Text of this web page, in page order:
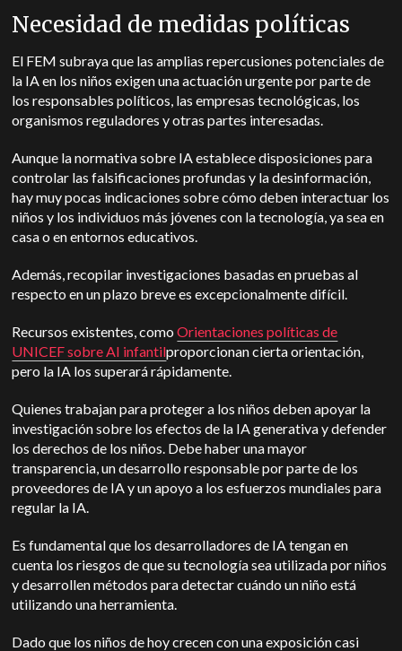
Necesidad de medidas políticas
El FEM subraya que las amplias repercusiones potenciales de
la IA en los niños exigen una actuación urgente por parte de
los responsables políticos, las empresas tecnológicas, los
organismos reguladores y otras partes interesadas.
Aunque la normativa sobre IA establece disposiciones para
controlar las falsificaciones profundas y la desinformación,
hay muy pocas indicaciones sobre cómo deben interactuar los
niños y los individuos más jóvenes con la tecnología, ya sea en
casa o en entornos educativos.
Además, recopilar investigaciones basadas en pruebas al
respecto en un plazo breve es excepcionalmente difícil.
Recursos existentes, comoOrientaciones políticas de
UNICEF sobre AI infantilproporcionan cierta orientación,
pero la IA los superará rápidamente.
Quienes trabajan para proteger a los niños deben apoyar la
investigación sobre los efectos de la IA generativa y defender
los derechos de los niños. Debe haber una mayor
transparencia, un desarrollo responsable por parte de los
proveedores de IA y un apoyo a los esfuerzos mundiales para
regular la IA.
Es fundamental que los desarrolladores de IA tengan en
cuenta los riesgos de que su tecnología sea utilizada por niños
y desarrollen métodos para detectar cuándo un niño está
utilizando una herramienta.
Dado que los niños de hoy crecen con una exposición casi